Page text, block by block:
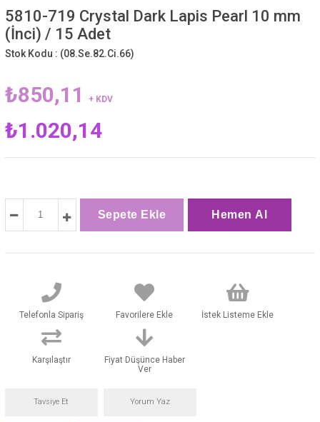
5810-719 Crystal Dark Lapis Pearl 10 mm
(İnci) / 15 Adet
Stok Kodu : (08.Se.82.Ci.66)
₺850,11 + KDV
₺1.020,14
Telefonla Sipariş Favorilere Ekle İstek Listeme Ekle
Karşılaştır
Fiyat Düşünce Haber
Ver
Tavsiye Et Yorum Yaz